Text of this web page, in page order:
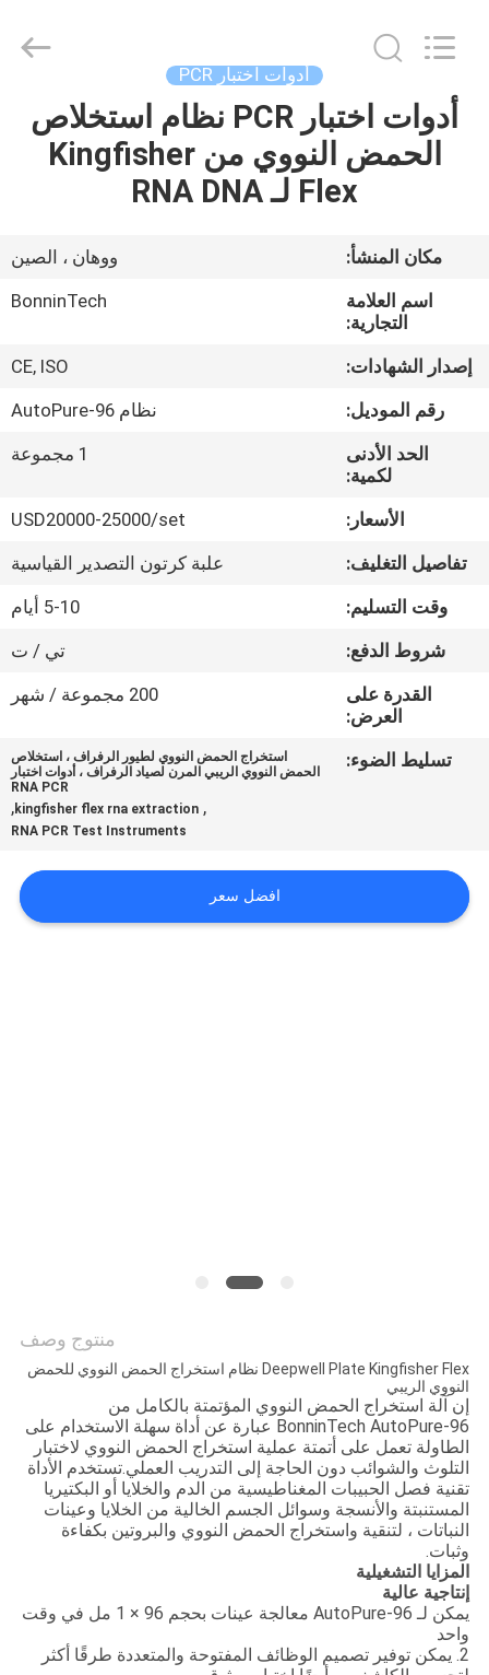
بيت
أشرطة
فيديو
معلومات
جولة
المعمل
رقابة
جودة
اقتباس
خريطة
الرفراف
Copyright
Technology
Ltd..
Reserved.
أدوات اختبار PCR
أدوات اختبار PCR نظام استخلاص
الحمض النووي من Kingfisher
Flex لـ RNA DNA
مكان المنشأ:
ووهان ، الصين
اسم العلامة
التجارية:
BonninTech
إصدار الشهادات:
CE, ISO
رقم الموديل:
نظام AutoPure-96
الحد الأدنى
لكمية:
1 مجموعة
الأسعار:
USD20000-25000/set
تفاصيل التغليف:
علبة كرتون التصدير القياسية
وقت التسليم:
5-10 أيام
شروط الدفع:
تي / ت
القدرة على
العرض:
200 مجموعة / شهر
تسليط الضوء:
استخراج الحمض النووي لطيور الرفراف ، استخلاص
الحمض النووي الريبي المرن لصياد الرفراف ، أدوات اختبار
RNA PCR
,
kingfisher flex rna extraction
,
RNA PCR Test Instruments
افضل سعر
منتوج وصف
Deepwell Plate Kingfisher Flex نظام استخراج الحمض النووي للحمض
النووي الريبي
إن آلة استخراج الحمض النووي المؤتمتة بالكامل من
BonninTech AutoPure-96 عبارة عن أداة سهلة الاستخدام على
الطاولة تعمل على أتمتة عملية استخراج الحمض النووي لاختبار
التلوث والشوائب دون الحاجة إلى التدريب العملي.تستخدم الأداة
تقنية فصل الحبيبات المغناطيسية من الدم والخلايا أو البكتيريا
المستنبتة والأنسجة وسوائل الجسم الخالية من الخلايا وعينات
النباتات ، لتنقية واستخراج الحمض النووي والبروتين بكفاءة
وثبات.
المزايا التشغيلية
إنتاجية عالية
يمكن لـ AutoPure-96 معالجة عينات بحجم 96 × 1 مل في وقت
واحد
2. يمكن توفير تصميم الوظائف المفتوحة والمتعددة طرقًا أكثر